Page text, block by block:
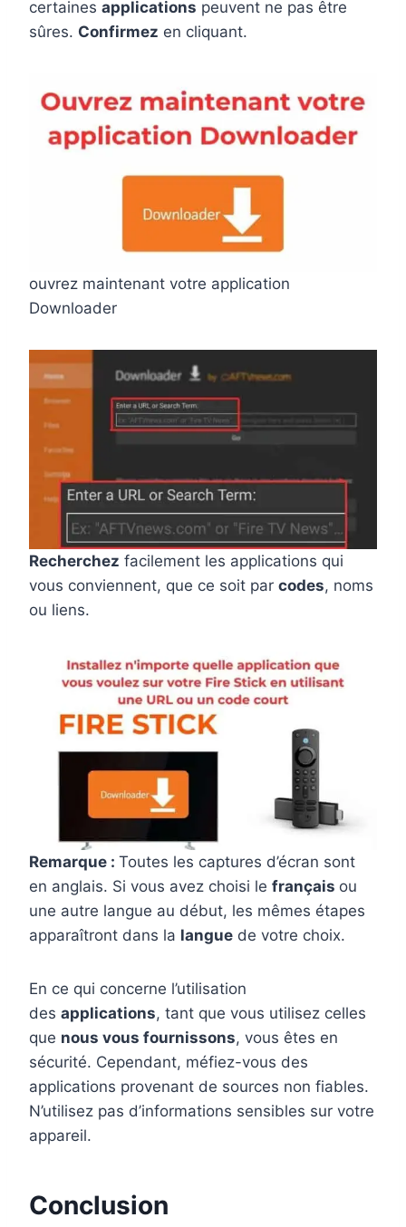
certaines applications peuvent ne pas être
sûres. Confirmez en cliquant.
ouvrez maintenant votre application
Downloader
Recherchez facilement les applications qui
vous conviennent, que ce soit par codes, noms
ou liens.
Remarque : Toutes les captures d’écran sont
en anglais. Si vous avez choisi le français ou
une autre langue au début, les mêmes étapes
apparaîtront dans la langue de votre choix.
En ce qui concerne l’utilisation
des applications, tant que vous utilisez celles
que nous vous fournissons, vous êtes en
sécurité. Cependant, méfiez-vous des
applications provenant de sources non fiables.
N’utilisez pas d’informations sensibles sur votre
appareil.
Conclusion